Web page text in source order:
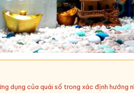
dụng của quái số trong xác định hướng